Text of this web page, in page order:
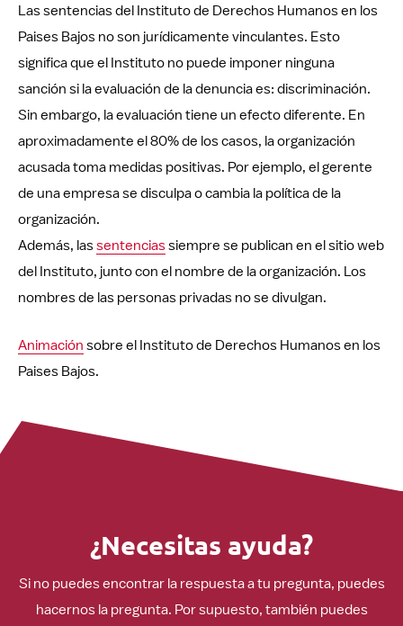
Las sentencias del Instituto de Derechos Humanos en los
Paises Bajos no son jurídicamente vinculantes. Esto
significa que el Instituto no puede imponer ninguna
sanción si la evaluación de la denuncia es: discriminación.
Sin embargo, la evaluación tiene un efecto diferente. En
aproximadamente el 80% de los casos, la organización
acusada toma medidas positivas. Por ejemplo, el gerente
de una empresa se disculpa o cambia la política de la
organización.
Además, lassentenciassiempre se publican en el sitio web
del Instituto, junto con el nombre de la organización. Los
nombres de las personas privadas no se divulgan.
Animación sobre el Instituto de Derechos Humanos en los
Paises Bajos.
¿Necesitas ayuda?
Si no puedes encontrar la respuesta a tu pregunta, puedes
hacernos la pregunta. Por supuesto, también puedes